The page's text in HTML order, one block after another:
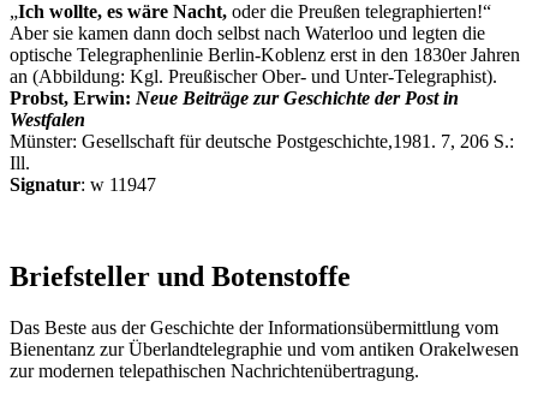
„Ich wollte, es wäre Nacht, oder die Preußen telegraphierten!“
Aber sie kamen dann doch selbst nach Waterloo und legten die
optische Telegraphenlinie Berlin-Koblenz erst in den 1830er Jahren
an (Abbildung: Kgl. Preußischer Ober- und Unter-Telegraphist).
Probst, Erwin: Neue Beiträge zur Geschichte der Post in
Westfalen
Münster: Gesellschaft für deutsche Postgeschichte,1981. 7, 206 S.:
Ill.
Signatur: w 11947
Briefsteller und Botenstoffe
Das Beste aus der Geschichte der Informationsübermittlung vom
Bienentanz zur Überlandtelegraphie und vom antiken Orakelwesen
zur modernen telepathischen Nachrichtenübertragung.